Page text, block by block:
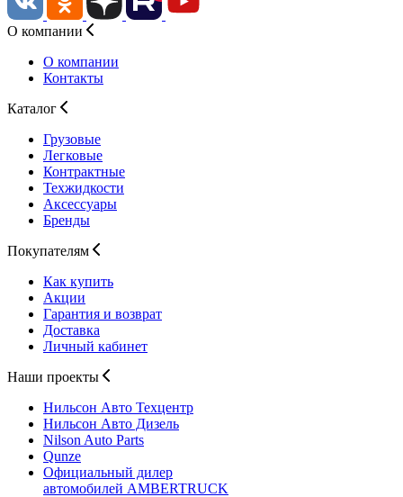
О компании
О компании
Контакты
Каталог
Грузовые
Легковые
Контрактные
Техжидкости
Аксессуары
Бренды
Покупателям
Как купить
Акции
Гарантия и возврат
Доставка
Личный кабинет
Наши проекты
Нильсон Авто Техцентр
Нильсон Авто Дизель
Nilson Auto Parts
Qunze
Официальный дилер
автомобилей AMBERTRUCK